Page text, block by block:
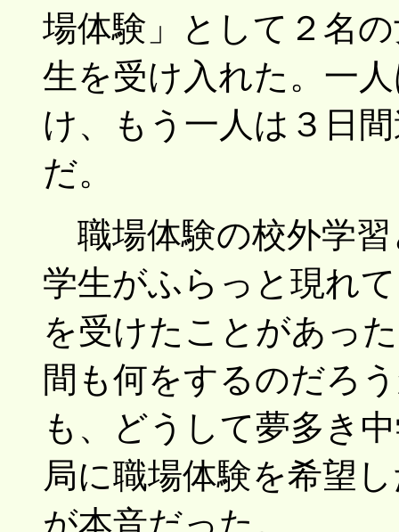
場体験」として２名
生を受け入れた。一
け、もう一人は３日
だ。
職場体験の校外学習
学生がふらっと現れ
を受けたことがあっ
間も何をするのだろ
も、どうして夢多き
局に職場体験を希望
が本音だった。